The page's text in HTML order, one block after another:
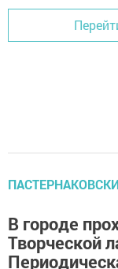
В городе
Творческой